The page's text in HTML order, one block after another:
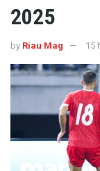
2025
by Riau Mag 15